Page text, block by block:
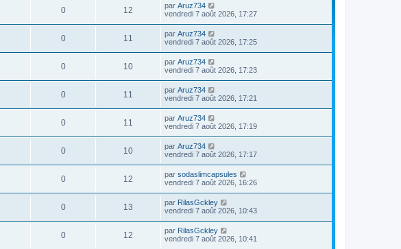
0 12 par Aruz734
vendredi 7 août 2026, 17:27
0 11 par Aruz734
vendredi 7 août 2026, 17:25
0 10 par Aruz734
vendredi 7 août 2026, 17:23
0 11 par Aruz734
vendredi 7 août 2026, 17:21
0 11 par Aruz734
vendredi 7 août 2026, 17:19
0 10 par Aruz734
vendredi 7 août 2026, 17:17
0 12 par sodaslimcapsules
vendredi 7 août 2026, 16:26
0 13 par RilasGckley
vendredi 7 août 2026, 10:43
0 12 par RilasGckley
vendredi 7 août 2026, 10:41